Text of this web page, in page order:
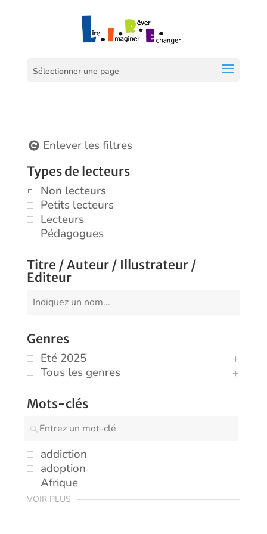
Sélectionner une page
Enlever les filtres
Types de lecteurs
Non lecteurs
Petits lecteurs
Lecteurs
Pédagogues
Titre / Auteur / Illustrateur /
Editeur
Genres
Eté 2025
Tous les genres
Mots-clés
addiction
adoption
Afrique
VOIR PLUS